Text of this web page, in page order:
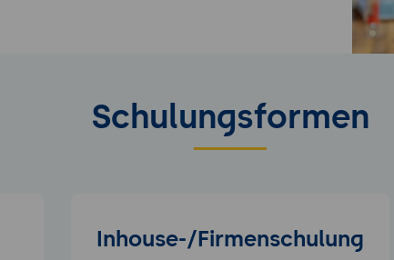
Schulungsformen
Inhouse-/Firmenschulung